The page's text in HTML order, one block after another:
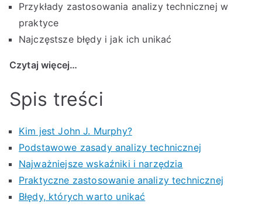
Przykłady zastosowania analizy technicznej w
praktyce
Najczęstsze błędy i jak ich unikać
Czytaj więcej…
Spis treści
Kim jest John J. Murphy?
Podstawowe zasady analizy technicznej
Najważniejsze wskaźniki i narzędzia
Praktyczne zastosowanie analizy technicznej
Błędy, których warto unikać